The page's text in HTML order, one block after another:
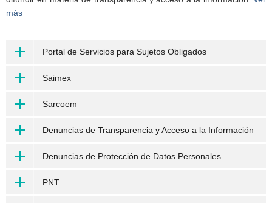
más
Portal de Servicios para Sujetos Obligados
Saimex
Sarcoem
Denuncias de Transparencia y Acceso a la Información
Denuncias de Protección de Datos Personales
PNT